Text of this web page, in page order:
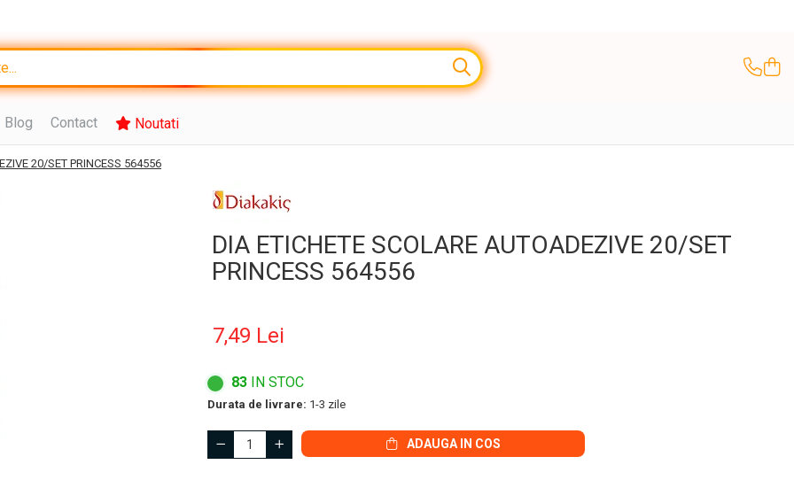
Blog Contact Noutati
20/SET PRINCESS 564556
DIA ETICHETE SCOLARE AUTOADEZIVE 20/SET
PRINCESS 564556
7,49 Lei
83 IN STOC
Durata de livrare: 1-3 zile
ADAUGA IN COS